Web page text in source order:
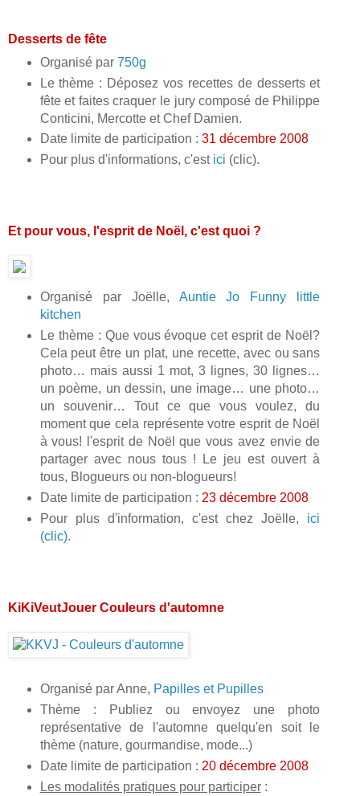
Desserts de fête
Organisé par 750g
Le thème : Déposez vos recettes de desserts et
fête et faites craquer le jury composé de Philippe
Conticini, Mercotte et Chef Damien.
Date limite de participation : 31 décembre 2008
Pour plus d'informations, c'est ici (clic).
Et pour vous, l'esprit de Noël, c'est quoi ?
Organisé par Joëlle, Auntie Jo Funny little
kitchen
Le thème : Que vous évoque cet esprit de Noël?
Cela peut être un plat, une recette, avec ou sans
photo… mais aussi 1 mot, 3 lignes, 30 lignes…
un poème, un dessin, une image… une photo…
un souvenir… Tout ce que vous voulez, du
moment que cela représente votre esprit de Noël
à vous! l'esprit de Noël que vous avez envie de
partager avec nous tous ! Le jeu est ouvert à
tous, Blogueurs ou non-blogueurs!
Date limite de participation : 23 décembre 2008
Pour plus d'information, c'est chez Joëlle, ici
(clic).
KiKiVeutJouer Couleurs d'automne
Organisé par Anne, Papilles et Pupilles
Thème : Publiez ou envoyez une photo
représentative de l'automne quelqu'en soit le
thème (nature, gourmandise, mode...)
Date limite de participation : 20 décembre 2008
Les modalités pratiques pour participer: